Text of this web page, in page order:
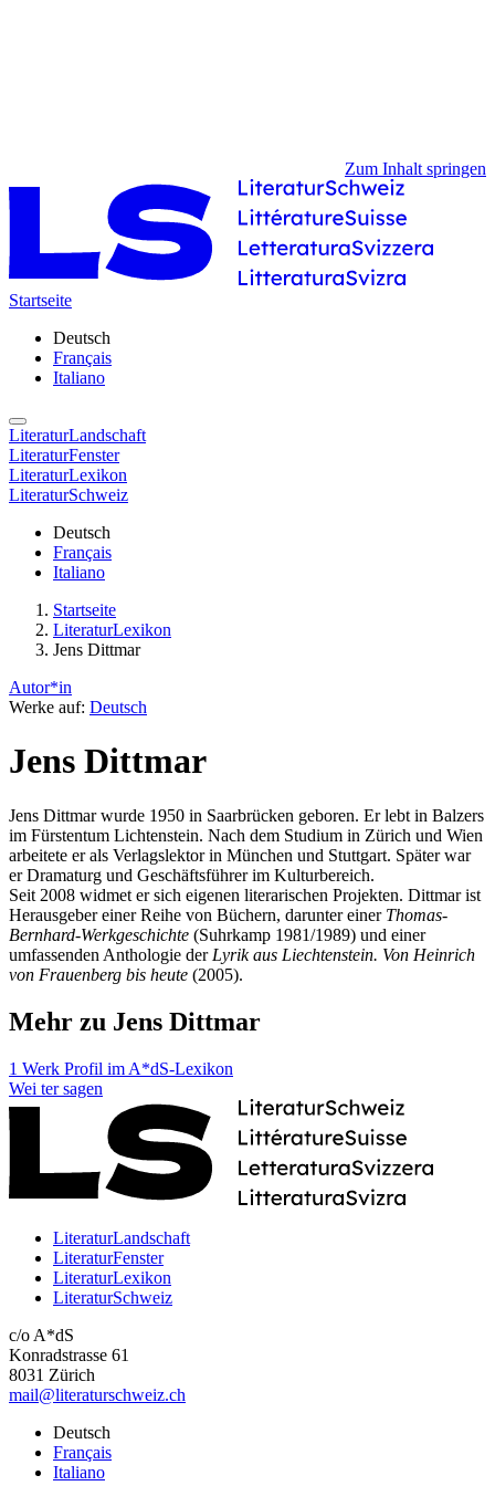
Zum Inhalt springen
Startseite
Deutsch
Français
Italiano
LiteraturLandschaft
LiteraturFenster
LiteraturLexikon
LiteraturSchweiz
Deutsch
Français
Italiano
Startseite
LiteraturLexikon
Jens Dittmar
Autor*in
Werke auf: Deutsch
Jens Dittmar
Jens Dittmar wurde 1950 in Saarbrücken geboren. Er lebt in Balzers
im Fürstentum Lichtenstein. Nach dem Studium in Zürich und Wien
arbeitete er als Verlagslektor in München und Stuttgart. Später war
er Dramaturg und Geschäftsführer im Kulturbereich.
Seit 2008 widmet er sich eigenen literarischen Projekten. Dittmar ist
Herausgeber einer Reihe von Büchern, darunter einer Thomas-
Bernhard-Werkgeschichte (Suhrkamp 1981/1989) und einer
umfassenden Anthologie der Lyrik aus Liechtenstein. Von Heinrich
von Frauenberg bis heute (2005).
Mehr zu Jens Dittmar
1 Werk Profil im A*dS-Lexikon
Wei ter sagen
LiteraturLandschaft
LiteraturFenster
LiteraturLexikon
LiteraturSchweiz
c/o A*dS
Konradstrasse 61
8031 Zürich
mail@literaturschweiz.ch
Deutsch
Français
Italiano